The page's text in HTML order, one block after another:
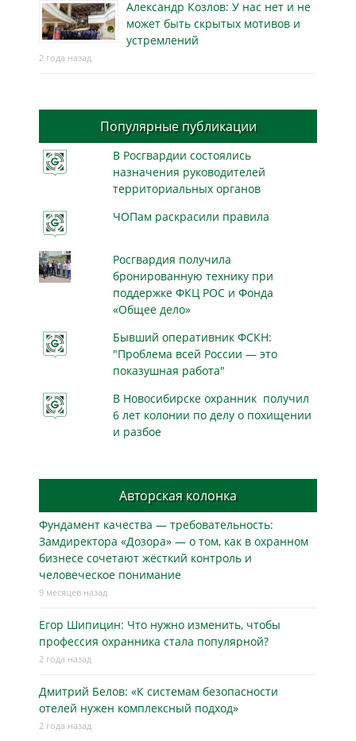
Александр Козлов: У нас нет и не
может быть скрытых мотивов и
устремлений
2 года назад
Популярные публикации
В Росгвардии состоялись
назначения руководителей
территориальных органов
ЧОПам раскрасили правила
Росгвардия получила
бронированную технику при
поддержке ФКЦ РОС и Фонда
«Общее дело»
Бывший оперативник ФСКН:
"Проблема всей России — это
показушная работа"
В Новосибирске охранник получил
6 лет колонии по делу о похищении
и разбое
Авторская колонка
Фундамент качества — требовательность:
Замдиректора «Дозора» — о том, как в охранном
бизнесe сочетают жёсткий контроль и
человеческое понимание
9 месяцев назад
Егор Шипицин: Что нужно изменить, чтобы
профессия охранника стала популярной?
2 года назад
Дмитрий Белов: «К системам безопасности
отелей нужен комплексный подход»
2 года назад